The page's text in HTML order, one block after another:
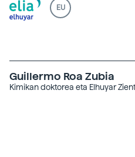
EU
Guillermo Roa Zubia
Kimikan doktorea eta Elhuyar